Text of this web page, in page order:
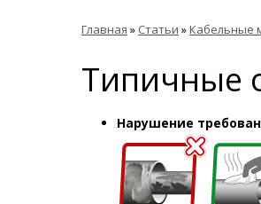
Главная » Статьи »Кабельные
Типичные
Нарушение